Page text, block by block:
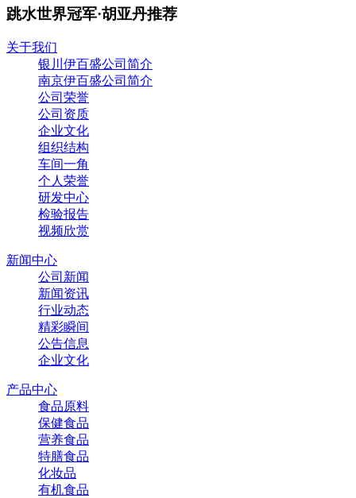
跳水世界冠军·胡亚丹推荐
关于我们
银川伊百盛公司简介
南京伊百盛公司简介
公司荣誉
公司资质
企业文化
组织结构
车间一角
个人荣誉
研发中心
检验报告
视频欣赏
新闻中心
公司新闻
新闻资讯
行业动态
精彩瞬间
公告信息
企业文化
产品中心
食品原料
保健食品
营养食品
特膳食品
化妆品
有机食品